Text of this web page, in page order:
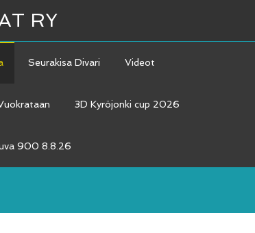
RY
Seurakisa Divari Videot
3D Kyröjonki cup 2026
900 8.8.26